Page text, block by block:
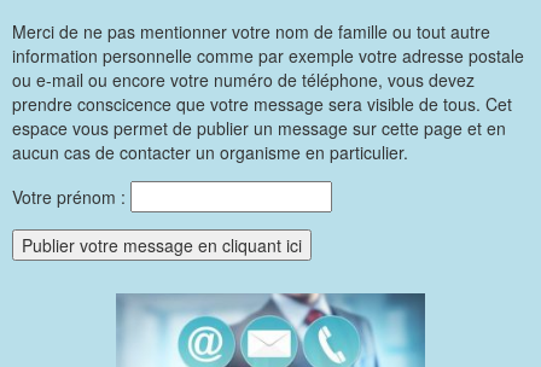
Merci de ne pas mentionner votre nom de famille ou tout autre
information personnelle comme par exemple votre adresse postale
ou e-mail ou encore votre numéro de téléphone, vous devez
prendre conscicence que votre message sera visible de tous. Cet
espace vous permet de publier un message sur cette page et en
aucun cas de contacter un organisme en particulier.
Votre prénom :